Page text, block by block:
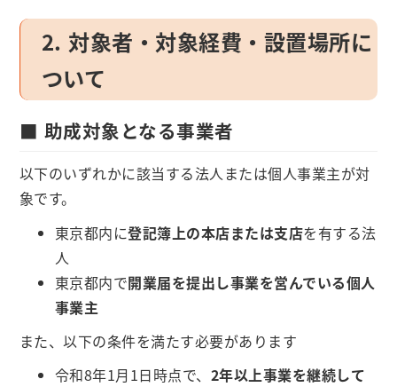
2. 対象者・対象経費・設置場所に
ついて
■ 助成対象となる事業者
以下のいずれかに該当する法人または個人事業主が対
象です。
東京都内に登記簿上の本店または支店を有する法
人
東京都内で開業届を提出し事業を営んでいる個人
事業主
また、以下の条件を満たす必要があります
令和8年1月1日時点で、 2年以上事業を継続して